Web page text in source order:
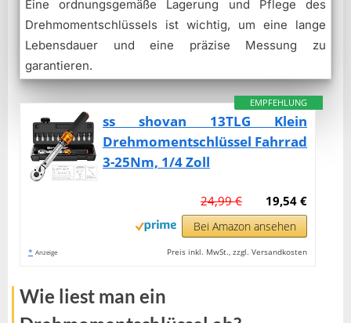
Eine ordnungsgemäße Lagerung und Pflege des
Drehmomentschlüssels ist wichtig, um eine lange
Lebensdauer und eine präzise Messung zu
garantieren.
EMPFEHLUNG
ss shovan 13TLG Klein
Drehmomentschlüssel Fahrrad
3-25Nm, 1/4 Zoll
19,54 €
24,99 €
Bei Amazon ansehen
* Anzeige Preis inkl. MwSt., zzgl. Versandkosten
Wie liest man ein